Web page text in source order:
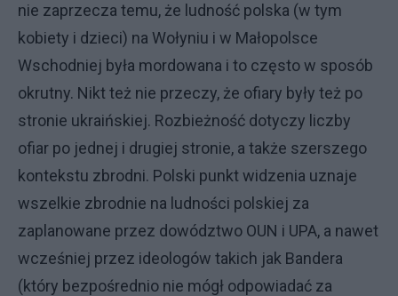
nie zaprzecza temu, że ludność polska (w tym
kobiety i dzieci) na Wołyniu i w Małopolsce
Wschodniej była mordowana i to często w sposób
okrutny. Nikt też nie przeczy, że ofiary były też po
stronie ukraińskiej. Rozbieżność dotyczy liczby
ofiar po jednej i drugiej stronie, a także szerszego
kontekstu zbrodni. Polski punkt widzenia uznaje
wszelkie zbrodnie na ludności polskiej za
zaplanowane przez dowództwo OUN i UPA, a nawet
wcześniej przez ideologów takich jak Bandera
(który bezpośrednio nie mógł odpowiadać za